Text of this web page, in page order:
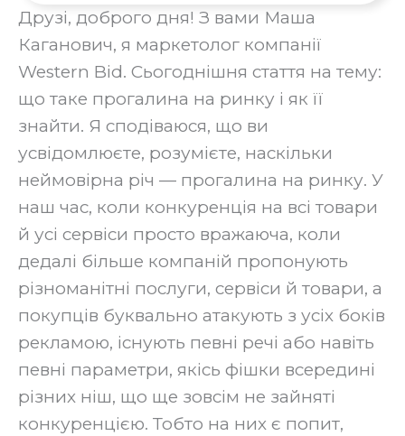
Друзі, доброго дня! З вами Маша
Каганович, я маркетолог компанії
Western Bid. Сьогоднішня стаття на тему:
що таке прогалина на ринку і як її
знайти. Я сподіваюся, що ви
усвідомлюєте, розумієте, наскільки
неймовірна річ — прогалина на ринку. У
наш час, коли конкуренція на всі товари
й усі сервіси просто вражаюча, коли
дедалі більше компаній пропонують
різноманітні послуги, сервіси й товари, а
покупців буквально атакують з усіх боків
рекламою, існують певні речі або навіть
певні параметри, якісь фішки всередині
різних ніш, що ще зовсім не зайняті
конкуренцією. Тобто на них є попит,